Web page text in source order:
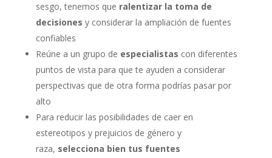
sesgo, tenemos que ralentizar la toma de
decisiones y considerar la ampliación de fuentes
confiables
Reúne a un grupo de especialistas con diferentes
puntos de vista para que te ayuden a considerar
perspectivas que de otra forma podrías pasar por
alto
Para reducir las posibilidades de caer en
estereotipos y prejuicios de género y
raza, selecciona bien tus fuentes